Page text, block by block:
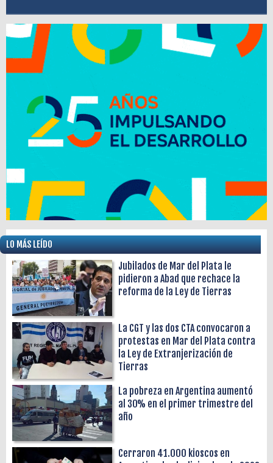
LO MÁS LEÍDO
Jubilados de Mar del Plata le
pidieron a Abad que rechace la
reforma de la Ley de Tierras
La CGT y las dos CTA convocaron a
protestas en Mar del Plata contra
la Ley de Extranjerización de
Tierras
La pobreza en Argentina aumentó
al 30% en el primer trimestre del
año
Cerraron 41.000 kioscos en